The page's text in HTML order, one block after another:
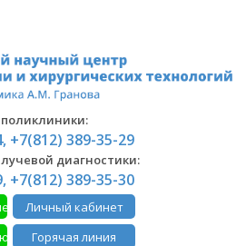
+7(812) 389-35-29
диагностики:
+7(812) 389-35-30
Личный кабинет
Горячая линия